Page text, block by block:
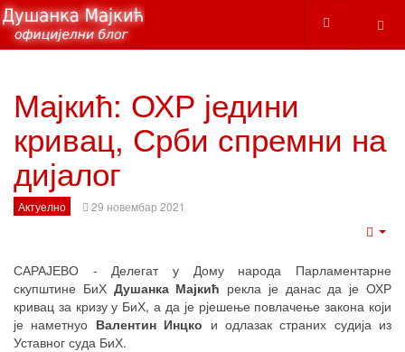
Мајкић: ОХР једини
кривац, Срби спремни на
дијалог
Актуелно 29 новембар 2021
САРАЈЕВО - Делегат у Дому народа Парламентарне
скупштине БиХ Душанка Мајкић рекла је данас да је ОХР
кривац за кризу у БиХ, а да је рјешење повлачење закона који
је наметнуо Валентин Инцко и одлазак страних судија из
Уставног суда БиХ.